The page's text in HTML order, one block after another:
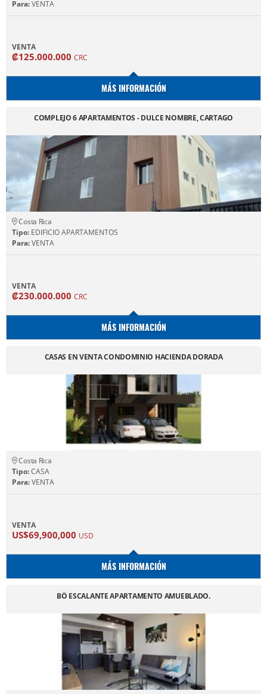
Para:VENTA
VENTA
₡125.000.000 CRC
MÁS INFORMACIÓN
COMPLEJO 6 APARTAMENTOS - DULCE NOMBRE, CARTAGO
Costa Rica
Tipo: EDIFICIO APARTAMENTOS
Para:VENTA
VENTA
₡230.000.000 CRC
MÁS INFORMACIÓN
CASAS EN VENTA CONDOMINIO HACIENDA DORADA
Costa Rica
Tipo:CASA
Para:VENTA
VENTA
US$69,900,000 USD
MÁS INFORMACIÓN
BÖ ESCALANTE APARTAMENTO AMUEBLADO.